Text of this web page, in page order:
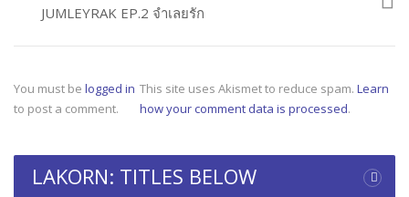
JUMLEYRAK EP.2 จำเลยรัก
You must be logged in
to post a comment.
This site uses Akismet to reduce spam. Learn
how your comment data is processed.
LAKORN: TITLES BELOW